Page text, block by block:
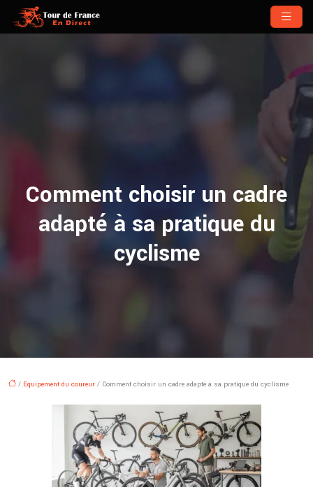
Comment choisir un cadre
adapté à sa pratique du
cyclisme
/ Equipement du coureur / Comment choisir un cadre adapté à sa pratique du cyclisme